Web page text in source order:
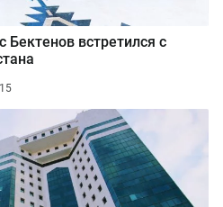
встретился с